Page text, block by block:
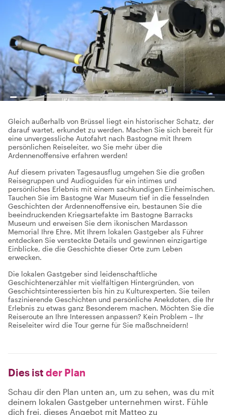
Gleich außerhalb von Brüssel liegt ein historischer Schatz, der
darauf wartet, erkundet zu werden. Machen Sie sich bereit für
eine unvergessliche Autofahrt nach Bastogne mit Ihrem
persönlichen Reiseleiter, wo Sie mehr über die
Ardennenoffensive erfahren werden!
Auf diesem privaten Tagesausflug umgehen Sie die großen
Reisegruppen und Audioguides für ein intimes und
persönliches Erlebnis mit einem sachkundigen Einheimischen.
Tauchen Sie im Bastogne War Museum tief in die fesselnden
Geschichten der Ardennenoffensive ein, bestaunen Sie die
beeindruckenden Kriegsartefakte im Bastogne Barracks
Museum und erweisen Sie dem ikonischen Mardasson
Memorial Ihre Ehre. Mit Ihrem lokalen Gastgeber als Führer
entdecken Sie versteckte Details und gewinnen einzigartige
Einblicke, die die Geschichte dieser Orte zum Leben
erwecken.
Die lokalen Gastgeber sind leidenschaftliche
Geschichtenerzähler mit vielfältigen Hintergründen, von
Geschichtsinteressierten bis hin zu Kulturexperten. Sie teilen
faszinierende Geschichten und persönliche Anekdoten, die Ihr
Erlebnis zu etwas ganz Besonderem machen. Möchten Sie die
Reiseroute an Ihre Interessen anpassen? Kein Problem – Ihr
Reiseleiter wird die Tour gerne für Sie maßschneidern!
Dies ist der Plan
Schau dir den Plan unten an, um zu sehen, was du mit
deinem lokalen Gastgeber unternehmen wirst. Fühle
dich frei, dieses Angebot mit Matteo zu